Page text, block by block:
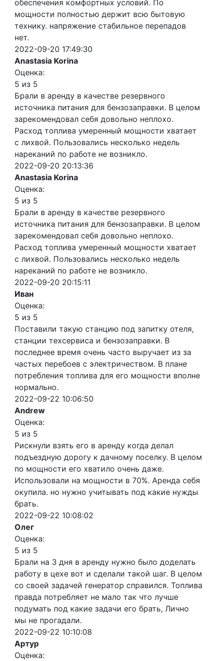
обеспечения комфортных условий. По
мощности полностью держит всю бытовую
технику. напряжение стабильное перепадов
нет.
2022-09-20 17:49:30
Anastasia Korina
Оценка:
5 из 5
Брали в аренду в качестве резервного
источника питания для бензозаправки. В целом
зарекомендовал себя довольно неплохо.
Расход топлива умеренный мощности хватает
с лихвой. Пользовались несколько недель
нареканий по работе не возникло.
2022-09-20 20:13:36
Anastasia Korina
Оценка:
5 из 5
Брали в аренду в качестве резервного
источника питания для бензозаправки. В целом
зарекомендовал себя довольно неплохо.
Расход топлива умеренный мощности хватает
с лихвой. Пользовались несколько недель
нареканий по работе не возникло.
2022-09-20 20:15:11
Иван
Оценка:
5 из 5
Поставили такую станцию под запитку отеля,
станции техсервиса и бензозаправки. В
последнее время очень часто выручает из за
частых перебоев с электричеством. В плане
потребления топлива для его мощности вполне
нормально.
2022-09-22 10:06:50
Andrew
Оценка:
5 из 5
Рискнули взять его в аренду когда делал
подъездную дорогу к дачному поселку. В целом
по мощности его хватило очень даже.
Использовали на мощности в 70%. Аренда себя
окупила. но нужно учитывать под какие нужды
брать.
2022-09-22 10:08:02
Олег
Оценка:
5 из 5
Брали на 3 дня в аренду нужно было доделать
работу в цехе вот и сделали такой шаг. В целом
со своей задачей генератор справился. Топлива
правда потребляет не мало так что лучше
подумать под какие задачи его брать, Лично
мы не прогадали.
2022-09-22 10:10:08
Артур
Оценка: